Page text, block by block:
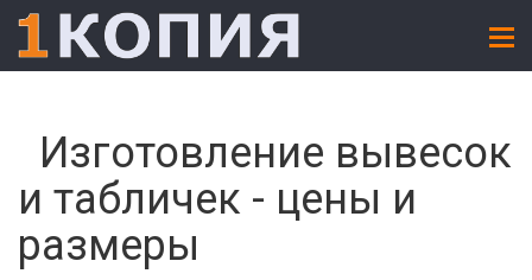
Изготовление вывесок
и табличек - цены и
размеры